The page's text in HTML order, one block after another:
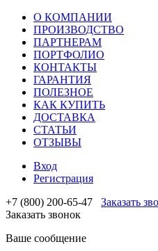
О КОМПАНИИ
ПРОИЗВОДСТВО
ПАРТНЕРАМ
ПОРТФОЛИО
КОНТАКТЫ
ГАРАНТИЯ
ПОЛЕЗНОЕ
КАК КУПИТЬ
ДОСТАВКА
СТАТЬИ
ОТЗЫВЫ
Вход
Регистрация
+7 (800) 200-65-47
Заказать
Заказать звонок
Ваше сообщение